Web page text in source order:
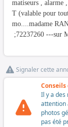
matiseurs , alarme
T (valable pour
mo....madame
;72237260 ---sur
Signaler cette
Il y a des
attention
photos
pas été